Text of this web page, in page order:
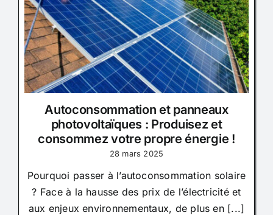
Autoconsommation et panneaux
photovoltaïques : Produisez et
consommez votre propre énergie !
28 mars 2025
Pourquoi passer à l’autoconsommation solaire
? Face à la hausse des prix de l’électricité et
aux enjeux environnementaux, de plus en [...]